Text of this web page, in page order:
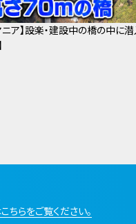
ニア】設楽・建設中の橋の中に潜
ちらをご覧ください。